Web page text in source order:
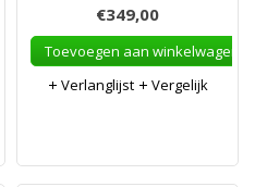
€349,00
Toevoegen aan winkelwagen
Verlanglijst
Vergelijk